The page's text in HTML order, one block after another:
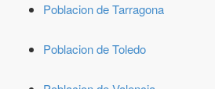
Poblacion de Tarragona
Poblacion de Toledo